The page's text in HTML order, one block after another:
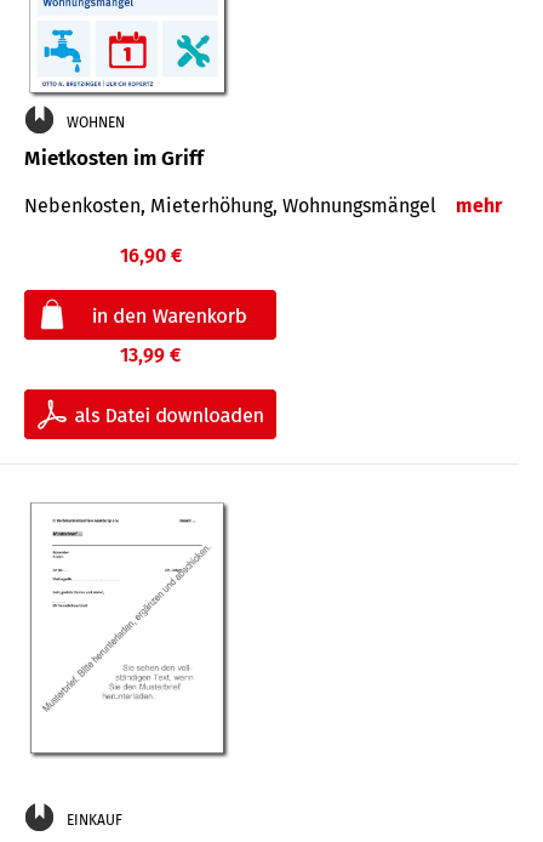
WOHNEN
Mietkosten im Griff
Nebenkosten, Mieterhöhung, Wohnungsmängel mehr
16,90 €
13,99 €
EINKAUF